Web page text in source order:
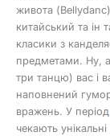
живота
китайський та ін
класики з
предметами. Ну,
три танцю) вас і
наповнений
вражень. У період
чекають унікальні